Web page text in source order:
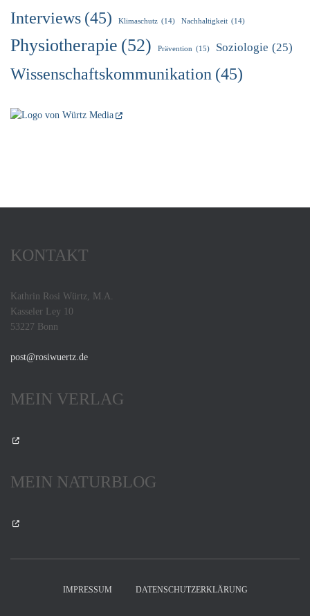
Interviews (45) Klimaschutz (14) Nachhaltigkeit (14)
Physiotherapie (52) Prävention (15) Soziologie (25)
Wissenschaftskommunikation (45)
KONTAKT
Kathrin Rosi Würtz, M.A.
Kasseler Ley 10
53227 Bonn
post@rosiwuertz.de
MEIN VERLAG
MEIN NATURBLOG
IMPRESSUM DATENSCHUTZERKLÄRUNG